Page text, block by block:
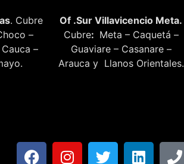
. Cubre
–
–
Of .Sur Villavicencio Meta.
Cubre: Meta – Caquetá –
Guaviare – Casanare –
Arauca y Llanos Orientales.